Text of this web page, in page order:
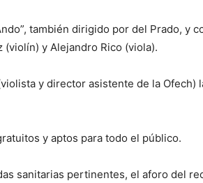
también dirigido por del Prado, y
y Alejandro Rico (viola).
y director asistente de la Ofech)
y aptos para todo el público.
sanitarias pertinentes, el aforo del